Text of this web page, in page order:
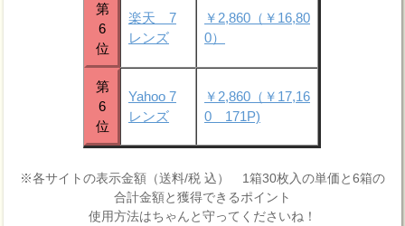
第
6
位
楽天 7
レンズ
￥2,860（￥16,80
0）
第
6
位
Yahoo 7
レンズ
￥2,860（￥17,16
0 171P)
※各サイトの表示金額（送料/税 込） 1箱30枚入の単価と6箱の
合計金額と獲得できるポイント
使用方法はちゃんと守ってくださいね！